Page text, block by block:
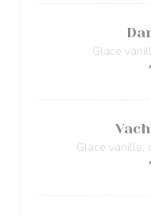
Glace
Glace vanille,